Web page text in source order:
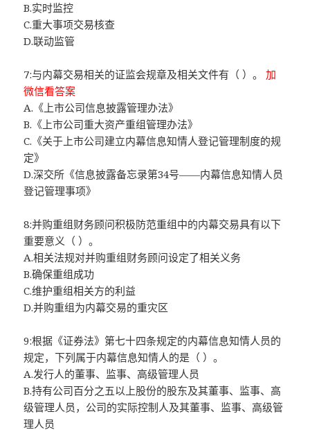
B.实时监控
C.重大事项交易核查
D.联动监管
7:与内幕交易相关的证监会规章及相关文件有（ ）。加
微信看答案
A.《上市公司信息披露管理办法》
B.《上市公司重大资产重组管理办法》
C.《关于上市公司建立内幕信息知情人登记管理制度的规
定》
D.深交所《信息披露备忘录第34号——内幕信息知情人员
登记管理事项》
8:并购重组财务顾问积极防范重组中的内幕交易具有以下
重要意义（ ）。
A.相关法规对并购重组财务顾问设定了相关义务
B.确保重组成功
C.维护重组相关方的利益
D.并购重组为内幕交易的重灾区
9:根据《证券法》第七十四条规定的内幕信息知情人员的
规定，下列属于内幕信息知情人的是（ ）。
A.发行人的董事、监事、高级管理人员
B.持有公司百分之五以上股份的股东及其董事、监事、高
级管理人员，公司的实际控制人及其董事、监事、高级管
理人员